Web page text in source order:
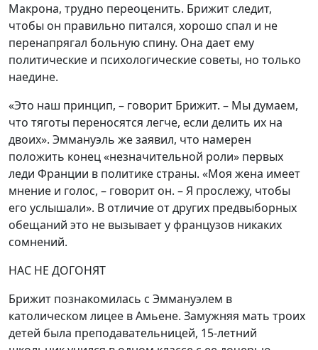
Макрона, трудно переоценить. Брижит следит,
чтобы он правильно питался, хорошо спал и не
перенапрягал больную спину. Она дает ему
политические и психологические советы, но только
наедине.
«Это наш принцип, – говорит Брижит. – Мы думаем,
что тяготы переносятся легче, если делить их на
двоих». Эммануэль же заявил, что намерен
положить конец «незначительной роли» первых
леди Франции в политике страны. «Моя жена имеет
мнение и голос, – говорит он. – Я прослежу, чтобы
его услышали». В отличие от других предвыборных
обещаний это не вызывает у французов никаких
сомнений.
НАС НЕ ДОГОНЯТ
Брижит познакомилась с Эммануэлем в
католическом лицее в Амьене. Замужняя мать троих
детей была преподавательницей, 15-летний